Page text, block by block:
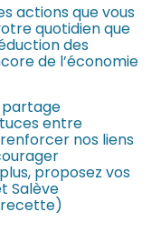
actions que vous
quotidien que
des
de l’économie
partage
entre
nos liens
proposez vos
Salève
recette)